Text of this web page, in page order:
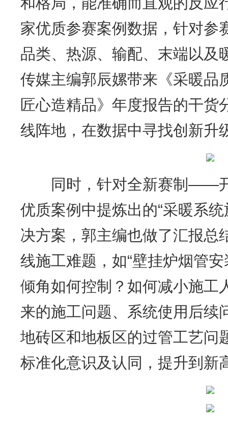
家优质参赛案例数据，针对参
品类、热源、输配、末端以及
传媒主编郭辰嫘带来《采暖品
匠心造精品》年度报告的干货
线阵地，在数据中寻找创新升
同时，针对全新赛制——开
优质案例中提炼出的“采暖系
决方案，郭主编也做了汇报总
线施工难题，如“壁挂炉烟管
倾角如何控制？如何减小施工
来的施工问题、系统使用后续
地砖区和地板区的过管工艺问
标准化意识及认同，提升到新